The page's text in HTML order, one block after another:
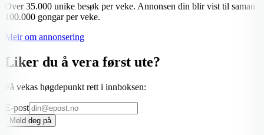
Over 35.000 unike besøk per veke. Annonsen din blir vist til saman
100.000 gongar per veke.
Meir om annonsering
Liker du å vera først ute?
Få vekas høgdepunkt rett i innboksen:
E-post
Meld deg på